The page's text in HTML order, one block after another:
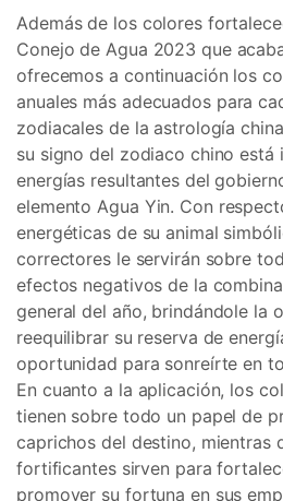
Además de los colores
Conejo de Agua 2023 que
ofrecemos a continuación los
anuales más adecuados para
zodiacales de la astrología
su signo del zodiaco chino está
energías resultantes del
elemento Agua Yin. Con
energéticas de su animal
correctores le servirán sobre
efectos negativos de la
general del año, brindándole la
reequilibrar su reserva de
oportunidad para sonreírte en
En cuanto a la aplicación, los
tienen sobre todo un papel de
caprichos del destino, mientras
fortificantes sirven para
promover su fortuna en sus